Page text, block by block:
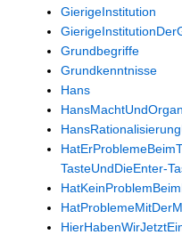
GierigeInstitution
Grundbegriffe
Grundkenntnisse
Hans
TasteUndDieEnter-